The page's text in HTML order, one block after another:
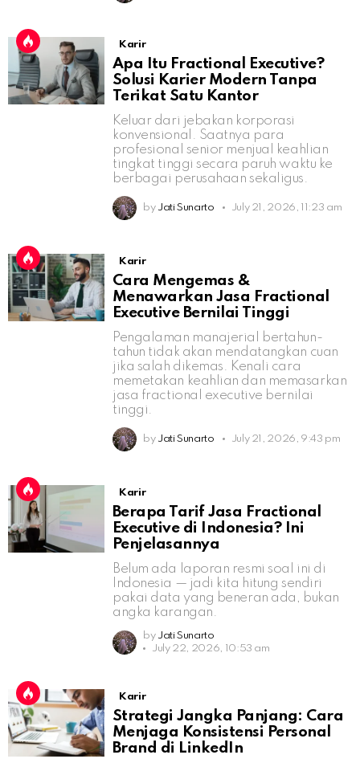
Karir
Apa Itu Fractional Executive?
Solusi Karier Modern Tanpa
Terikat Satu Kantor
Keluar dari jebakan korporasi
konvensional. Saatnya para
profesional senior menjual keahlian
tingkat tinggi secara paruh waktu ke
berbagai perusahaan sekaligus.
by Jati Sunarto July 21, 2026, 11:23 am
Karir
Cara Mengemas &
Menawarkan Jasa Fractional
Executive Bernilai Tinggi
Pengalaman manajerial bertahun-
tahun tidak akan mendatangkan cuan
jika salah dikemas. Kenali cara
memetakan keahlian dan memasarkan
jasa fractional executive bernilai
tinggi.
by Jati Sunarto July 21, 2026, 9:43 pm
Karir
Berapa Tarif Jasa Fractional
Executive di Indonesia? Ini
Penjelasannya
Belum ada laporan resmi soal ini di
Indonesia — jadi kita hitung sendiri
pakai data yang beneran ada, bukan
angka karangan.
by Jati Sunarto
July 22, 2026, 10:53 am
Karir
Strategi Jangka Panjang: Cara
Menjaga Konsistensi Personal
Brand di LinkedIn